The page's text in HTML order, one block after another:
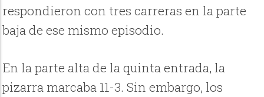
respondieron con tres carreras en la parte
baja de ese mismo episodio.
En la parte alta de la quinta entrada, la
pizarra marcaba 11-3. Sin embargo, los